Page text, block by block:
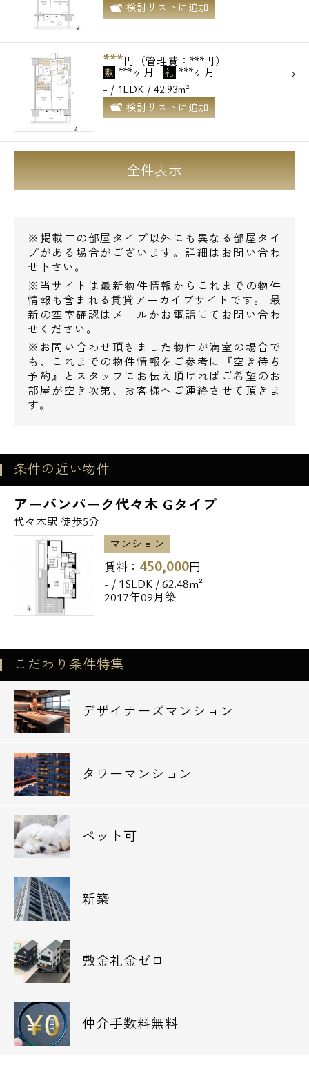
検討リストに追加
***円（管理費：***円）
敷 ***ヶ月 礼 ***ヶ月
- / 1LDK / 42.93m²
検討リストに追加
全件表示
※掲載中の部屋タイプ以外にも異なる部屋タイ
プがある場合がございます。詳細はお問い合わ
せ下さい。
※当サイトは最新物件情報からこれまでの物件
情報も含まれる賃貸アーカイブサイトです。 最
新の空室確認はメールかお電話にてお問い合わ
せください。
※お問い合わせ頂きました物件が満室の場合で
も、これまでの物件情報をご参考に『空き待ち
予約』とスタッフにお伝え頂ければご希望のお
部屋が空き次第、お客様へご連絡させて頂きま
す。
条件の近い物件
アーバンパーク代々木 Gタイプ
代々木駅 徒歩5分
マンション
賃料： 450,000円
- / 1SLDK / 62.48m²
2017年09月築
こだわり条件特集
デザイナーズマンション
タワーマンション
ペット可
新築
敷金礼金ゼロ
仲介手数料無料